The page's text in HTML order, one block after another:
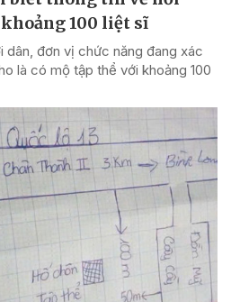
100 liệt sĩ
dân, đơn vị chức năng đang xác
là có mộ tập thể với khoảng 100